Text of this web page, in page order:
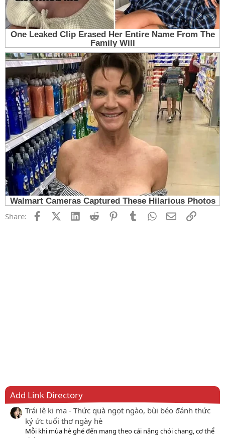
Share: FacebookX (Twitter)
LinkedInReddit PinterestTumblrWhatsApp
EmailLink
Add Link Directory
Trái lê ki ma - Thức quà ngọt ngào, bùi béo đánh thức
ký ức tuổi thơ ngày hè
Mỗi khi mùa hè ghé đến mang theo cái nắng chói chang, cơ thể